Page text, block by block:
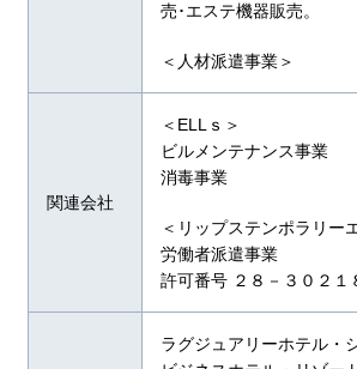
売･エステ機器販売。
＜人材派遣事業＞
関連会社
＜ELLｓ＞
ビルメンテナンス事業
消毒事業
＜リップステンポラリー
労働者派遣事業
許可番号 ２８－３０２１
ラグジュアリーホテル・